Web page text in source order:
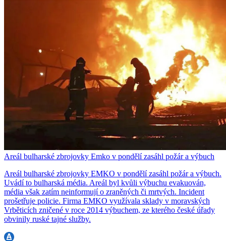
Areál bulharské zbrojovky Emko v pondělí zasáhl požár a výbuch
Areál bulharské zbrojovky EMKO v pondělí zasáhl požár a výbuch.
Uvádí to bulharská média. Areál byl kvůli výbuchu evakuován,
média však zatím neinformují o zraněných či mrtvých. Incident
prošetřuje policie. Firma EMKO využívala sklady v moravských
Vrběticích zničené v roce 2014 výbuchem, ze kterého české úřady
obvinily ruské tajné služby.